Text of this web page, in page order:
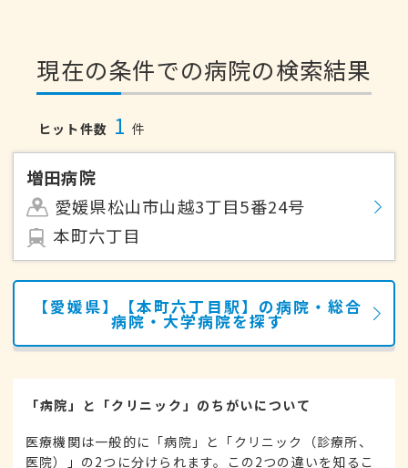
現在の条件での病院の検索結果
ヒット件数 1 件
増田病院
愛媛県松山市山越3丁目5番24号
本町六丁目
【愛媛県】【本町六丁目駅】の病院・総合
病院・大学病院を探す
「病院」と「クリニック」のちがいについて
医療機関は一般的に「病院」と「クリニック（診療所、
医院）」の2つに分けられます。この2つの違いを知るこ